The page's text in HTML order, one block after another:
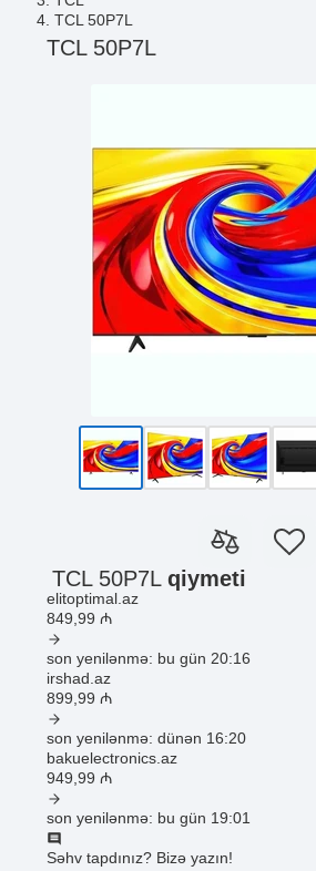
TCL 50P7L
TCL 50P7L
TCL 50P7L qiymeti
elitoptimal.az
849 ,99 ₼
son yenilənmə: bu gün 20:16
irshad.az
899 ,99 ₼
son yenilənmə: dünən 16:20
bakuelectronics.az
949 ,99 ₼
son yenilənmə: bu gün 19:01
Səhv tapdınız? Bizə yazın!